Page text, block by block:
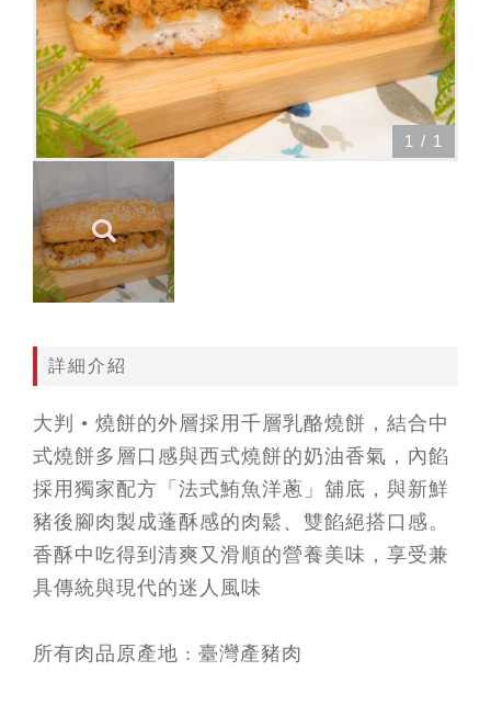
1 / 1
詳細介紹
大判 • 燒餅的外層採用千層乳酪燒餅，結合中
式燒餅多層口感與西式燒餅的奶油香氣，內餡
採用獨家配方「法式鮪魚洋蔥」舖底，與新鮮
豬後腳肉製成蓬酥感的肉鬆、雙餡絕搭口感。
香酥中吃得到清爽又滑順的營養美味，享受兼
具傳統與現代的迷人風味
所有肉品原產地 : 臺灣產豬肉